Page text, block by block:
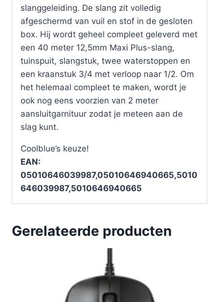
slanggeleiding. De slang zit volledig
afgeschermd van vuil en stof in de gesloten
box. Hij wordt geheel compleet geleverd met
een 40 meter 12,5mm Maxi Plus-slang,
tuinspuit, slangstuk, twee waterstoppen en
een kraanstuk 3/4 met verloop naar 1/2. Om
het helemaal compleet te maken, wordt je
ook nog eens voorzien van 2 meter
aansluitgarnituur zodat je meteen aan de
slag kunt.
Coolblue’s keuze!
EAN:
05010646039987,05010646940665,5010
646039987,5010646940665
Gerelateerde producten